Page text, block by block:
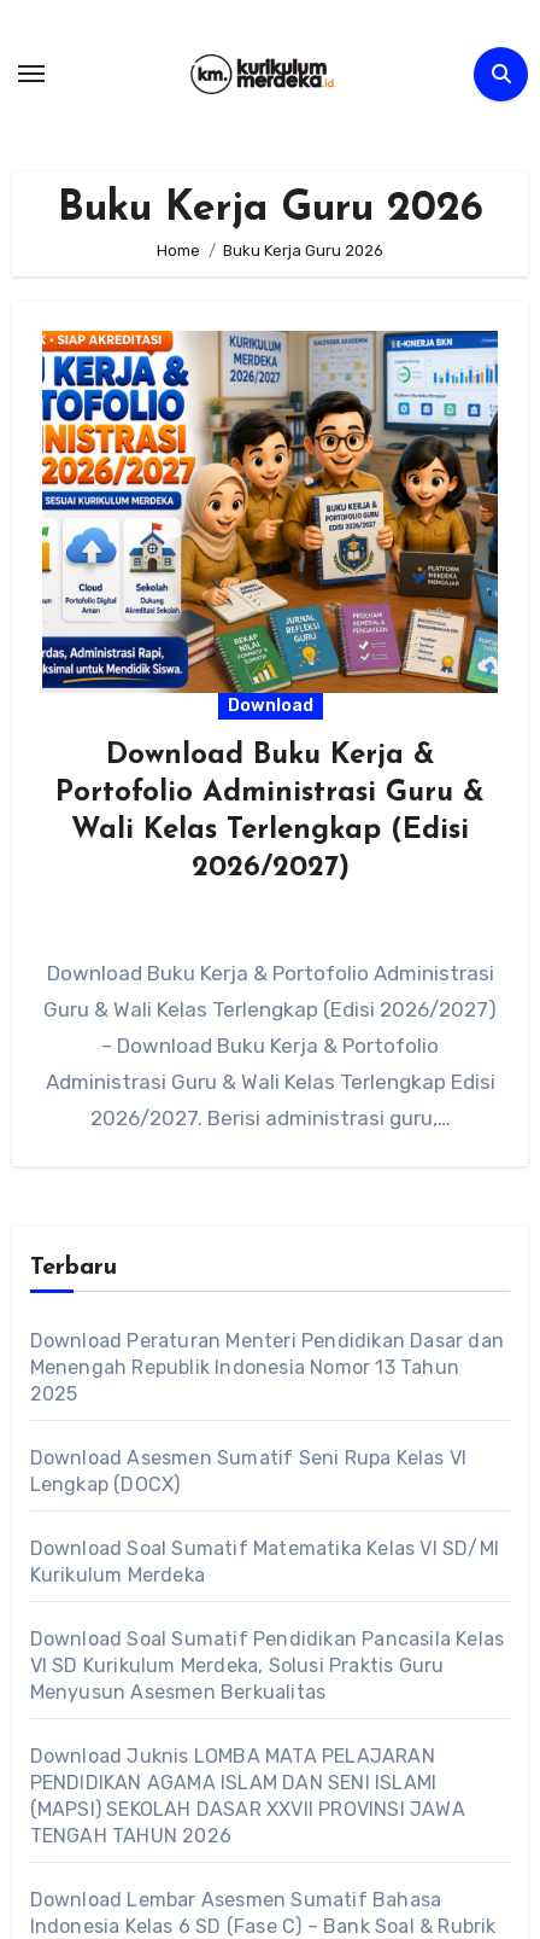
content
Buku Kerja Guru 2026
Home Buku Kerja Guru 2026
Download
Download Buku Kerja &
Portofolio Administrasi Guru &
Wali Kelas Terlengkap (Edisi
2026/2027)
Download Buku Kerja & Portofolio Administrasi
Guru & Wali Kelas Terlengkap (Edisi 2026/2027)
– Download Buku Kerja & Portofolio
Administrasi Guru & Wali Kelas Terlengkap Edisi
2026/2027. Berisi administrasi guru,…
Terbaru
Download Peraturan Menteri Pendidikan Dasar dan
Menengah Republik Indonesia Nomor 13 Tahun
2025
Download Asesmen Sumatif Seni Rupa Kelas VI
Lengkap (DOCX)
Download Soal Sumatif Matematika Kelas VI SD/MI
Kurikulum Merdeka
Download Soal Sumatif Pendidikan Pancasila Kelas
VI SD Kurikulum Merdeka, Solusi Praktis Guru
Menyusun Asesmen Berkualitas
Download Juknis LOMBA MATA PELAJARAN
PENDIDIKAN AGAMA ISLAM DAN SENI ISLAMI
(MAPSI) SEKOLAH DASAR XXVII PROVINSI JAWA
TENGAH TAHUN 2026
Download Lembar Asesmen Sumatif Bahasa
Indonesia Kelas 6 SD (Fase C) – Bank Soal & Rubrik